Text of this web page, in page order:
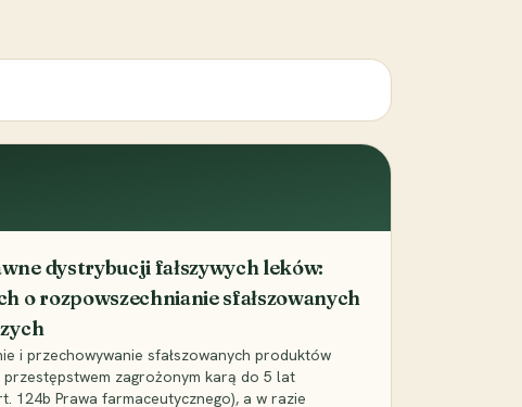
dystrybucji fałszywych leków:
o rozpowszechnianie sfałszowanych
i przechowywanie sfałszowanych produktów
przestępstwem zagrożonym karą do 5 lat
124b Prawa farmaceutycznego), a w razie